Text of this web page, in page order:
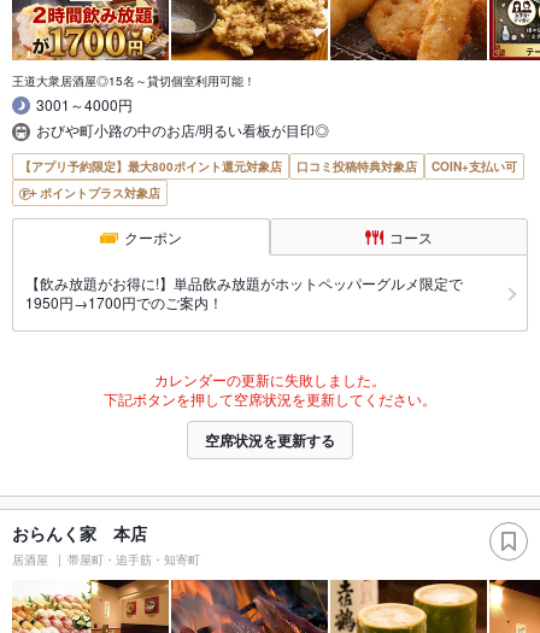
王道大衆居酒屋◎15名～貸切個室利用可能！
3001～4000円
おびや町小路の中のお店/明るい看板が目印◎
【アプリ予約限定】最大800ポイント還元対象店 口コミ投稿特典対象店
COIN+支払い可
ポイントプラス対象店
クーポン コース
【飲み放題がお得に!】単品飲み放題がホットペッパーグルメ限定で
1950円→1700円でのご案内！
カレンダーの更新に失敗しました。
下記ボタンを押して空席状況を更新してください。
空席状況を更新する
おらんく家 本店
居酒屋 帯屋町・追手筋・知寄町